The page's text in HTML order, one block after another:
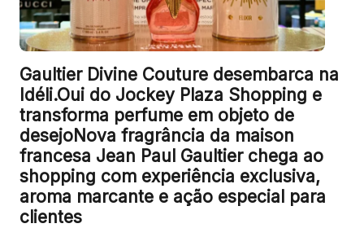
Gaultier Divine Couture desembarca na
Idéli.Oui do Jockey Plaza Shopping e
transforma perfume em objeto de
desejoNova fragrância da maison
francesa Jean Paul Gaultier chega ao
shopping com experiência exclusiva,
aroma marcante e ação especial para
clientes